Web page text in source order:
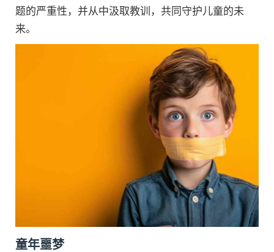
题的严重性，并从中汲取教训，共同守护儿童的未
来。
童年噩梦